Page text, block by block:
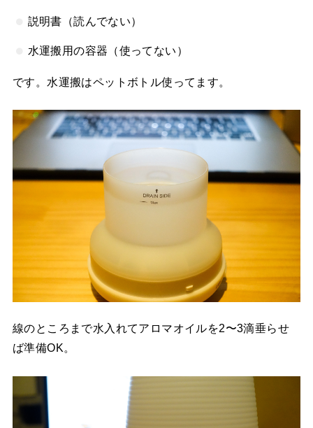
説明書（読んでない）
水運搬用の容器（使ってない）
です。水運搬はペットボトル使ってます。
線のところまで水入れてアロマオイルを2〜3滴垂らせ
ば準備OK。